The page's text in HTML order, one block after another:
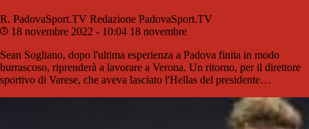
R. PadovaSport.TV Redazione PadovaSport.TV
18 novembre 2022 - 10:04 18 novembre
Sean Sogliano, dopo l'ultima esperienza a Padova finita in modo
burrascoso, riprenderà a lavorare a Verona. Un ritorno, per il direttore
sportivo di Varese, che aveva lasciato l'Hellas del presidente…